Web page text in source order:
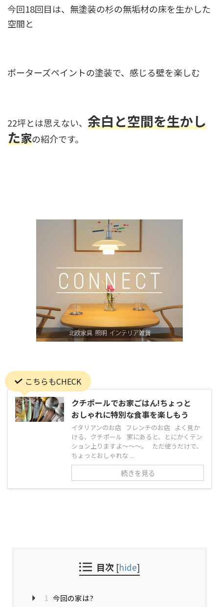
今回18回目は、無塗装の杉の無垢材の床を生かした
空間と
ポーターズペイントの塗装で、感じる壁を楽しむ
22坪とは思えない、 余白と空間を生かし
た家の紹介です。
こちらもCHECK
クチポールでお家ごはん!ちょっと
おしゃれに特別な食事を楽しもう
イタリアンのお店 フレンチのお店 よく見か
ける、クチポール 家にあると、とにかくテン
ション上りますよ〜〜〜。 ただ使うだけで、
ちょっとおしゃれな ...
続きを見る
目次 [hide]
1 今回の家は?